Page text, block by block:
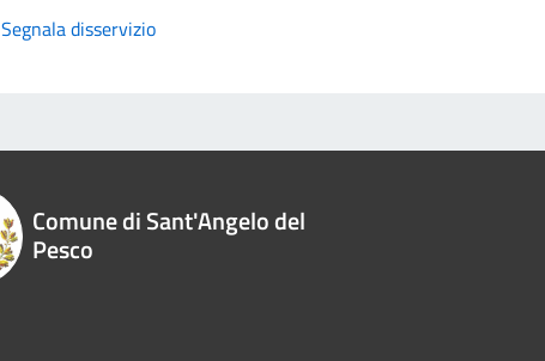
Segnala disservizio
Comune di Sant'Angelo del
Pesco